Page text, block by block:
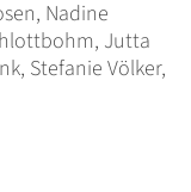
Nadine
Jutta
Stefanie Völker,